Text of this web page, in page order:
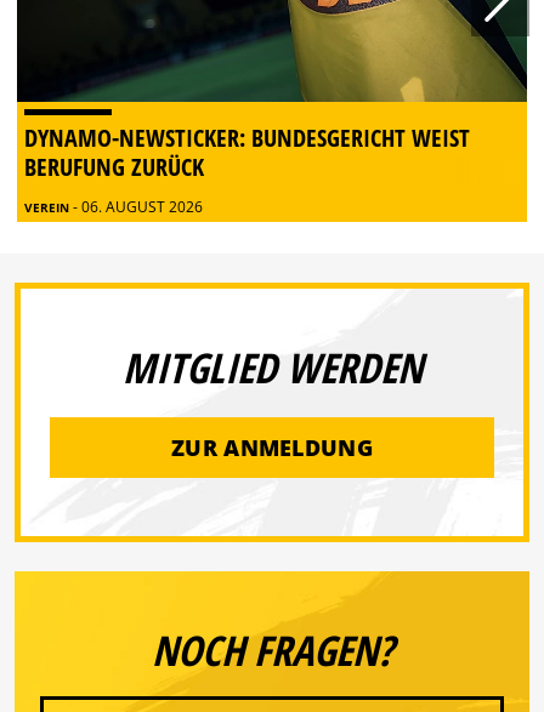
DYNAMO-NEWSTICKER: BUNDESGERICHT WEIST
BERUFUNG ZURÜCK
VEREIN - 06. AUGUST 2026
MITGLIED WERDEN
ZUR ANMELDUNG
NOCH FRAGEN?